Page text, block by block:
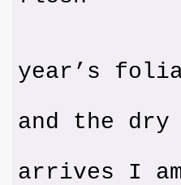
year’s
and the dry
arrives I